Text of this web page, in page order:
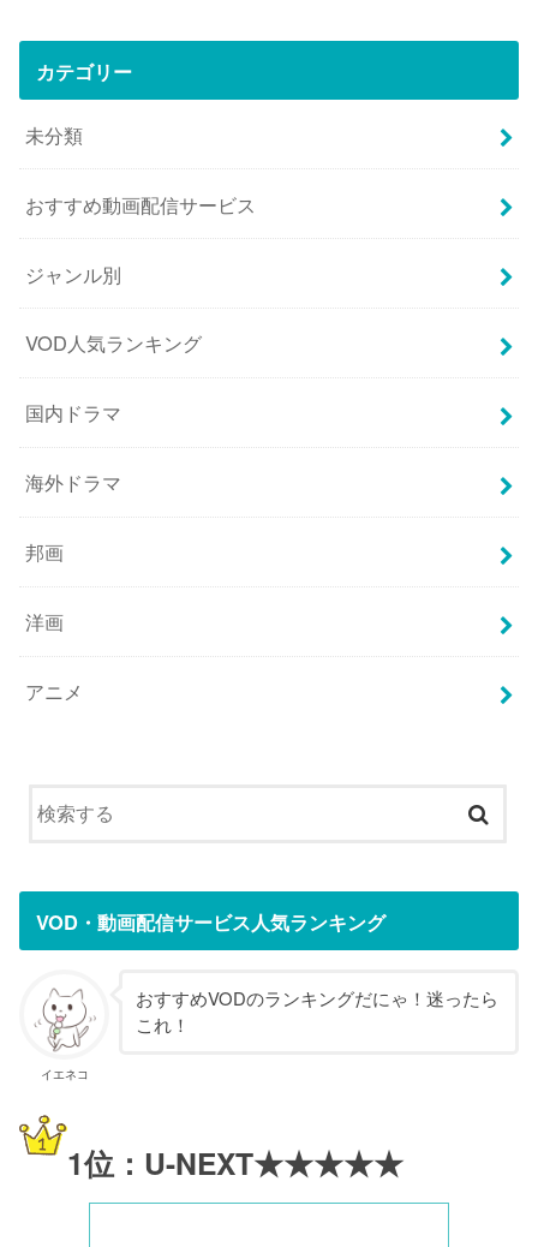
カテゴリー
未分類
おすすめ動画配信サービス
ジャンル別
VOD人気ランキング
国内ドラマ
海外ドラマ
邦画
洋画
アニメ
VOD・動画配信サービス人気ランキング
イエネコ
おすすめVODのランキングだにゃ！迷ったら
これ！
1位：U-NEXT★★★★★